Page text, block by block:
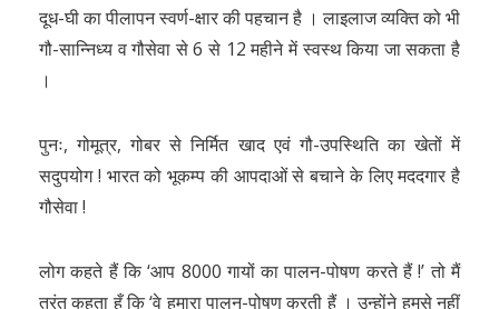
दूध-घी का पीलापन स्वर्ण-क्षार की पहचान है । लाइलाज व्यक्ति को भी
गौ-सान्निध्य व गौसेवा से 6 से 12 महीने में स्वस्थ किया जा सकता है
।
पुनः, गोमूत्र, गोबर से निर्मित खाद एवं गौ-उपस्थिति का खेतों में
सदुपयोग ! भारत को भूकम्प की आपदाओं से बचाने के लिए मददगार है
गौसेवा !
लोग कहते हैं कि ‘आप 8000 गायों का पालन-पोषण करते हैं !’ तो मैं
तुरंत कहता हूँ कि ‘वे हमारा पालन-पोषण करती हैं । उन्होंने हमसे नहीं